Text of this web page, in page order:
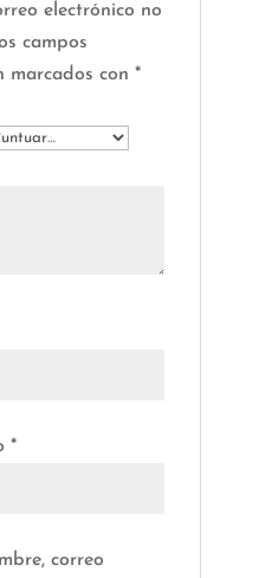
electrónico no
campos
marcados con *
*
correo